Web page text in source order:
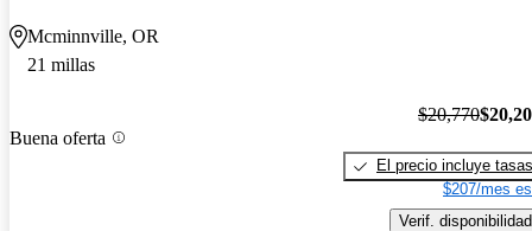
Mcminnville, OR
21 millas
Buena oferta
$20,770
El precio incluye tasas
$207/mes
Verif. disponibilidad